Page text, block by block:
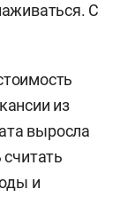
С
из
выросла
и